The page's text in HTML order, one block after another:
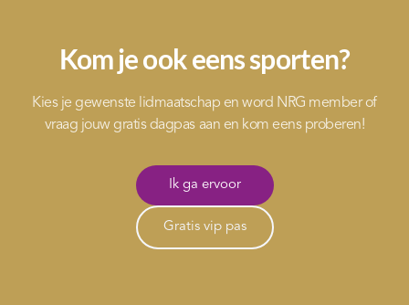
Kom je ook eens sporten?
Kies je gewenste lidmaatschap en word NRG member of
vraag jouw gratis dagpas aan en kom eens proberen!
Ik ga ervoor
Gratis vip pas